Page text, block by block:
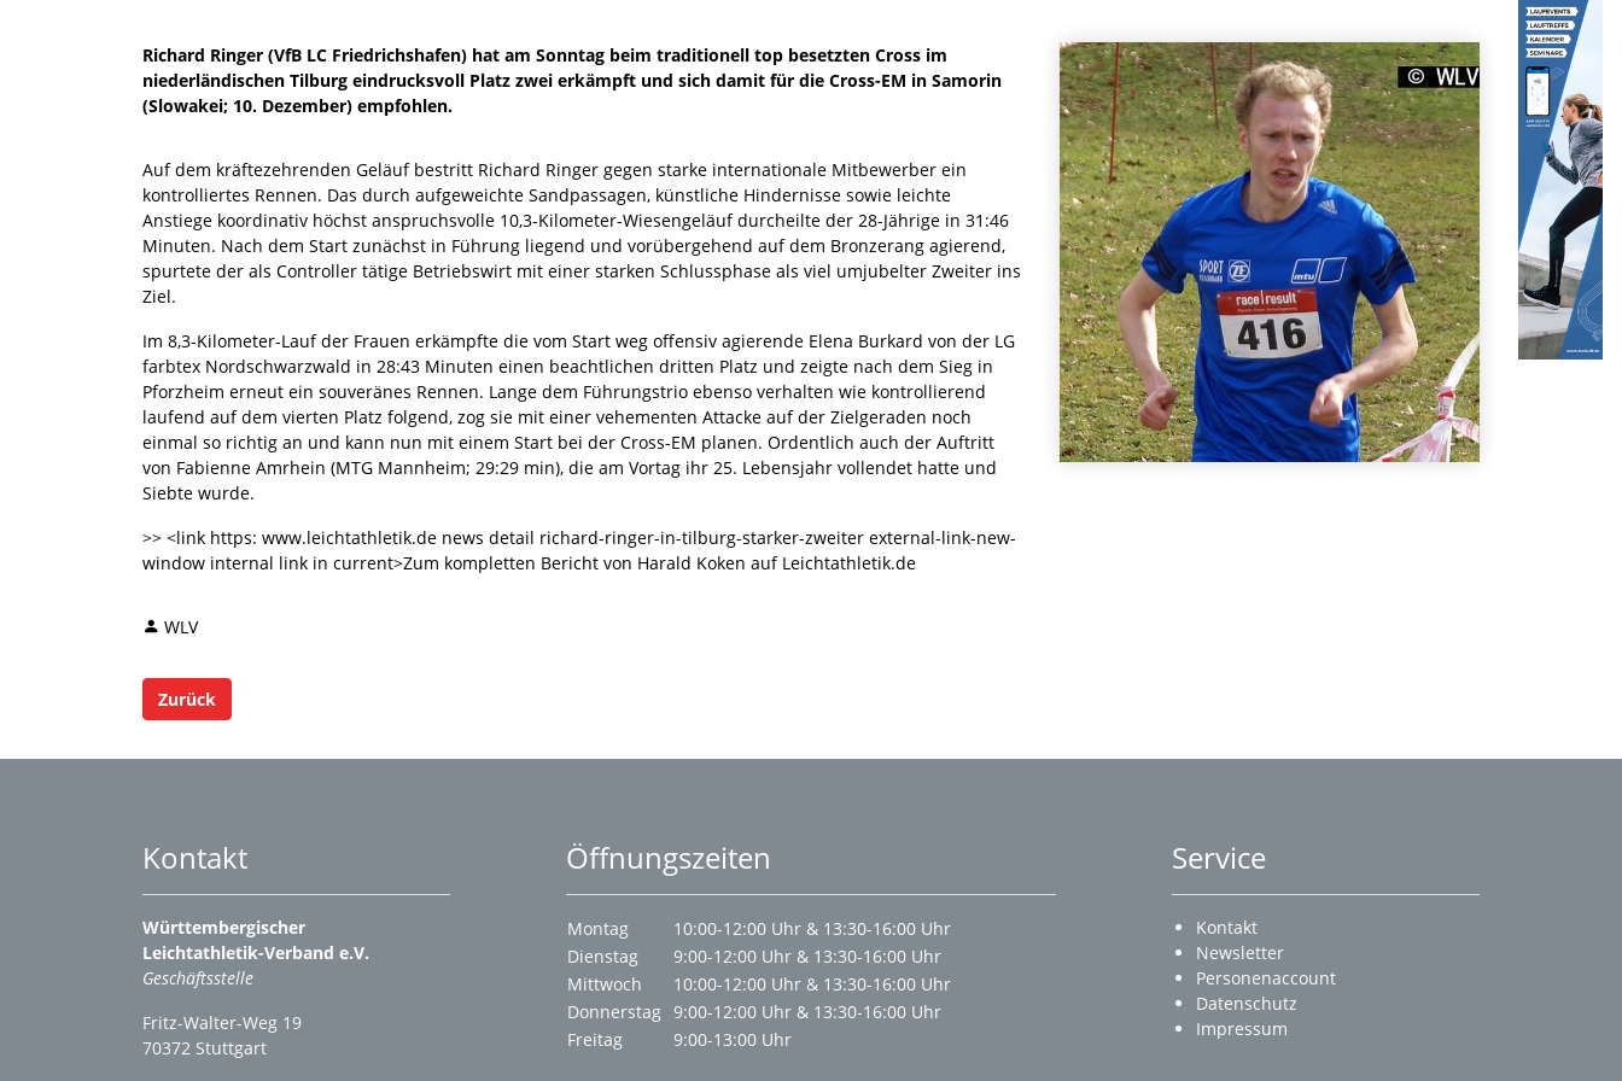
Richard Ringer (VfB LC Friedrichshafen) hat am Sonntag beim traditionell top besetzten Cross im
niederländischen Tilburg eindrucksvoll Platz zwei erkämpft und sich damit für die Cross-EM in Samorin
(Slowakei; 10. Dezember) empfohlen.
Auf dem kräftezehrenden Geläuf bestritt Richard Ringer gegen starke internationale Mitbewerber ein
kontrolliertes Rennen. Das durch aufgeweichte Sandpassagen, künstliche Hindernisse sowie leichte
Anstiege koordinativ höchst anspruchsvolle 10,3-Kilometer-Wiesengeläuf durcheilte der 28-Jährige in 31:46
Minuten. Nach dem Start zunächst in Führung liegend und vorübergehend auf dem Bronzerang agierend,
spurtete der als Controller tätige Betriebswirt mit einer starken Schlussphase als viel umjubelter Zweiter ins
Ziel.
Im 8,3-Kilometer-Lauf der Frauen erkämpfte die vom Start weg offensiv agierende Elena Burkard von der LG
farbtex Nordschwarzwald in 28:43 Minuten einen beachtlichen dritten Platz und zeigte nach dem Sieg in
Pforzheim erneut ein souveränes Rennen. Lange dem Führungstrio ebenso verhalten wie kontrollierend
laufend auf dem vierten Platz folgend, zog sie mit einer vehementen Attacke auf der Zielgeraden noch
einmal so richtig an und kann nun mit einem Start bei der Cross-EM planen. Ordentlich auch der Auftritt
von Fabienne Amrhein (MTG Mannheim; 29:29 min), die am Vortag ihr 25. Lebensjahr vollendet hatte und
Siebte wurde.
>> <link https: www.leichtathletik.de news detail richard-ringer-in-tilburg-starker-zweiter external-link-new-
window internal link in current>Zum kompletten Bericht von Harald Koken auf Leichtathletik.de
WLV
Zurück
Kontakt
Württembergischer
Leichtathletik-Verband e.V.
Geschäftsstelle
Fritz-Walter-Weg 19
70372 Stuttgart
Öffnungszeiten
Montag
10:00-12:00 Uhr & 13:30-16:00 Uhr
Dienstag
9:00-12:00 Uhr & 13:30-16:00 Uhr
Mittwoch
10:00-12:00 Uhr & 13:30-16:00 Uhr
Donnerstag 9:00-12:00 Uhr & 13:30-16:00 Uhr
Freitag
9:00-13:00 Uhr
Service
Kontakt
Newsletter
Personenaccount
Datenschutz
Impressum